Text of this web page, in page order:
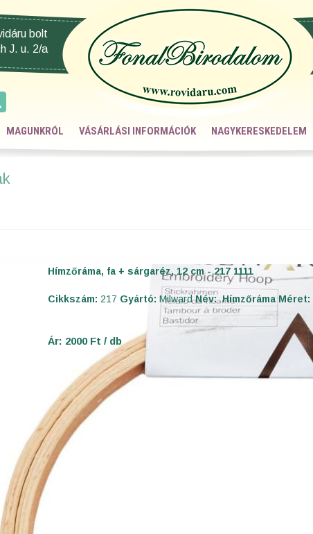
bolt
J. u. 2/a
MAGUNKRÓL VÁSÁRLÁSI INFORMÁCIÓK NAGYKERESKEDELEM
Hímzőráma, fa + sárgaréz, 12 cm - 217 1111
Cikkszám: 217 Gyártó: Milward Név:Hímzőráma Méret:
Ár: 2000 Ft / db